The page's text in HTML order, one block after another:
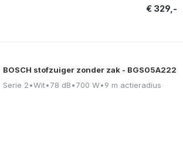
€ 329,-
BOSCH stofzuiger zonder zak - BGS05A222
Serie 2•Wit•78 dB•700 W•9 m actieradius